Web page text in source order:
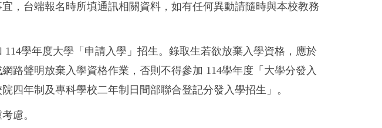
，台端報名時所填通訊相關資料，如有任何異動請隨時與本校教務
114學年度大學「申請入學」招生。錄取生若欲放棄入學資格，應於
路聲明放棄入學資格作業，否則不得參加 114學年度「大學分發入
四年制及專科學校二年制日間部聯合登記分發入學招生」。
慮。